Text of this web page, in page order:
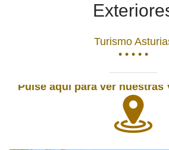
Turismo
• • • • •
Pulse aquí para ver nuestras